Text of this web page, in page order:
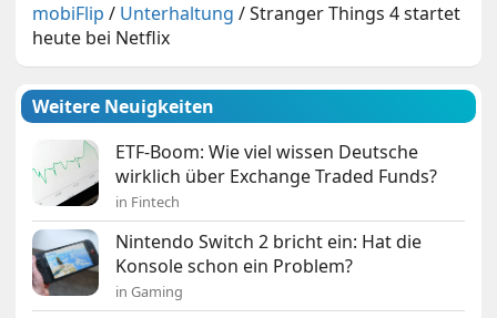
mobiFlip / Unterhaltung /Stranger Things 4 startet
heute bei Netflix
Weitere Neuigkeiten
ETF-Boom: Wie viel wissen Deutsche
wirklich über Exchange Traded Funds?
in Fintech
Nintendo Switch 2 bricht ein: Hat die
Konsole schon ein Problem?
in Gaming